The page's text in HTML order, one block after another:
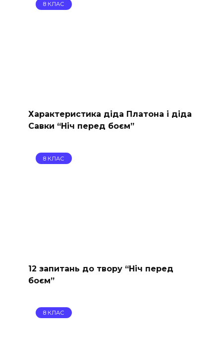
8 КЛАС
Характеристика діда Платона і діда
Савки “Ніч перед боєм”
8 КЛАС
12 запитань до твору “Ніч перед
боєм”
8 КЛАС